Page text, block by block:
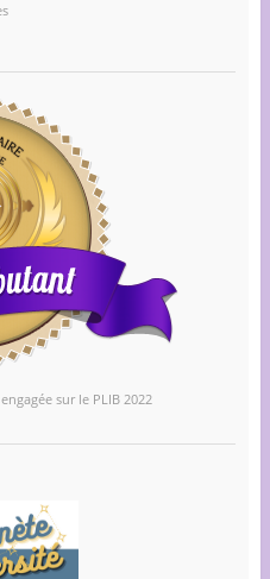
sur le PLIB 2022